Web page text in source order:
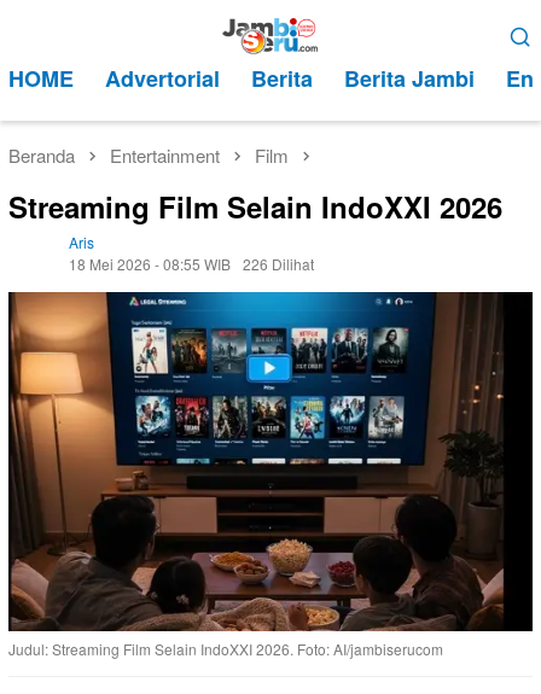
kontenMobile
HOME Advertorial Berita Berita Jambi
Beranda Entertainment Film
Streaming Film Selain IndoXXI 2026
Aris
18 Mei 2026 - 08:55 WIB 226 Dilihat
Judul: Streaming Film Selain IndoXXI 2026. Foto: AI/jambiserucom